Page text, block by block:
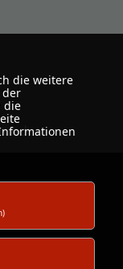
die weitere
der
die